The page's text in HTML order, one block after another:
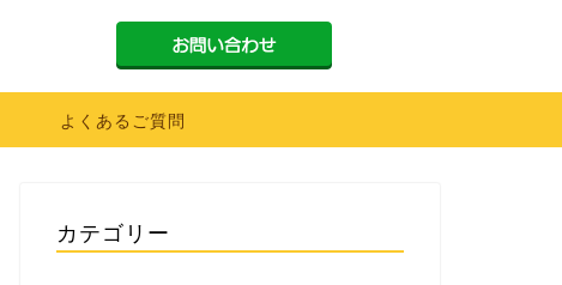
よくあるご質問
カテゴリー